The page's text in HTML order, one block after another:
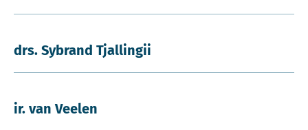
drs. Sybrand Tjallingii
ir. van Veelen